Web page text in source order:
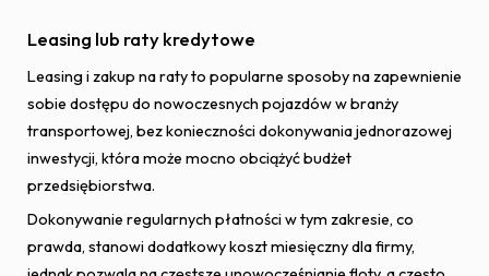
Leasing lub raty kredytowe
Leasing i zakup na raty to popularne sposoby na zapewnienie
sobie dostępu do nowoczesnych pojazdów w branży
transportowej, bez konieczności dokonywania jednorazowej
inwestycji, która może mocno obciążyć budżet
przedsiębiorstwa.
Dokonywanie regularnych płatności w tym zakresie, co
prawda, stanowi dodatkowy koszt miesięczny dla firmy,